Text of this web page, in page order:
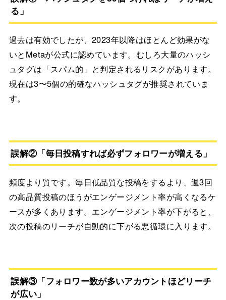
る」
過去は有効でしたが、2023年以降はほとんど効果がな
いとMetaが公式に認めています。むしろ大量のハッシ
ュタグは「スパム的」と判定されるリスクがあります。
現在は3〜5個の的確なハッシュタグが推奨されていま
す。
誤解②「毎日投稿すれば必ずフォロワーが増える」
頻度より質です。毎日低品質な投稿をするより、週3回
の高品質投稿のほうがエンゲージメント率が高くなるケ
ースが多くあります。エンゲージメント率が下がると、
次の投稿のリーチが自動的に下がる悪循環に入ります。
誤解③「フォロワー数が多いアカウントほどリーチ
が広い」